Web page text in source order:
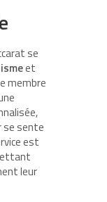
se
et
membre
se sente
est
leur